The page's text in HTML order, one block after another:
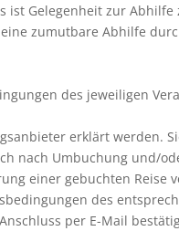
Gelegenheit zur
zumutbare Abhilfe
des jeweiligen
erklärt werden.
nach Umbuchung und/
einer gebuchten Reise
des
per E-Mail